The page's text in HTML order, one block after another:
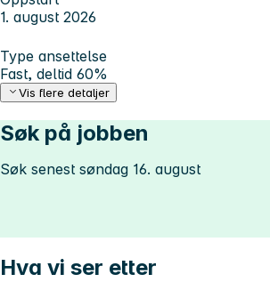
1. august 2026
Type ansettelse
Fast, deltid 60%
Vis flere detaljer
Søk på jobben
Søk senest søndag 16. august
Hva vi ser etter